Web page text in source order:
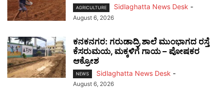
AGRICULTURE Sidlaghatta News Desk -
August 6, 2026
ಕನಕನಗರ: ಗರುಡಾದ್ರಿ ಶಾಲೆ ಮುಂಭಾಗದ ರಸ್ತೆ
ಕೆಸರುಮಯ, ಮಕ್ಕಳಿಗೆ ಗಾಯ – ಪೋಷಕರ
ಆಕ್ರೋಶ
NEWS Sidlaghatta News Desk -
August 6, 2026